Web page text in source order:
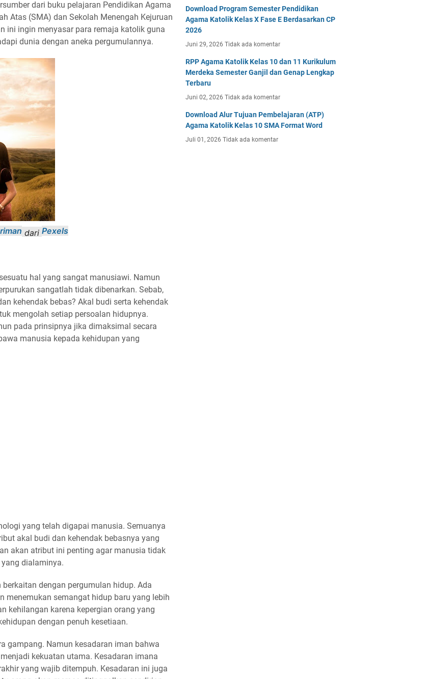
dari buku pelajaran Pendidikan Agama
Atas (SMA) dan Sekolah Menengah Kejuruan
ini ingin menyasar para remaja katolik guna
dunia dengan aneka pergumulannya.
dari Pexels
hal yang sangat manusiawi. Namun
sangatlah tidak dibenarkan. Sebab,
kehendak bebas? Akal budi serta kehendak
mengolah setiap persoalan hidupnya.
pada prinsipnya jika dimaksimal secara
manusia kepada kehidupan yang
yang telah digapai manusia. Semuanya
akal budi dan kehendak bebasnya yang
akan atribut ini penting agar manusia tidak
dialaminya.
dengan pergumulan hidup. Ada
menemukan semangat hidup baru yang lebih
kehilangan karena kepergian orang yang
dengan penuh kesetiaan.
gampang. Namun kesadaran iman bahwa
kekuatan utama. Kesadaran imana
yang wajib ditempuh. Kesadaran ini juga
Download Program Semester Pendidikan
Agama Katolik Kelas X Fase E Berdasarkan CP
2026
Juni 29, 2026 Tidak ada komentar
RPP Agama Katolik Kelas 10 dan 11 Kurikulum
Merdeka Semester Ganjil dan Genap Lengkap
Terbaru
Juni 02, 2026 Tidak ada komentar
Download Alur Tujuan Pembelajaran (ATP)
Agama Katolik Kelas 10 SMA Format Word
Juli 01, 2026 Tidak ada komentar